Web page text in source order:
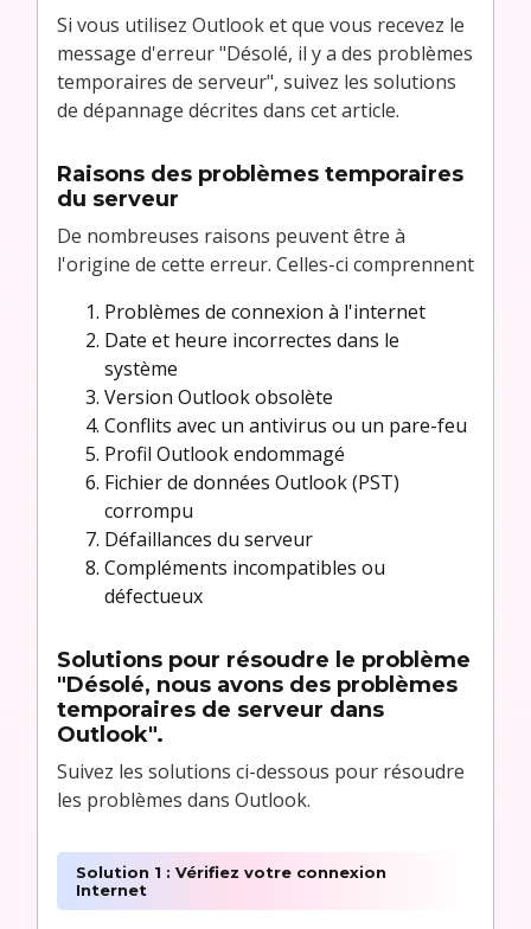
Si vous utilisez Outlook et que vous recevez le
message d'erreur "Désolé, il y a des problèmes
temporaires de serveur", suivez les solutions
de dépannage décrites dans cet article.
Raisons des problèmes temporaires
du serveur
De nombreuses raisons peuvent être à
l'origine de cette erreur. Celles-ci comprennent
Problèmes de connexion à l'internet
Date et heure incorrectes dans le
système
Version Outlook obsolète
Conflits avec un antivirus ou un pare-feu
Profil Outlook endommagé
Fichier de données Outlook (PST)
corrompu
Défaillances du serveur
Compléments incompatibles ou
défectueux
Solutions pour résoudre le problème
"Désolé, nous avons des problèmes
temporaires de serveur dans
Outlook".
Suivez les solutions ci-dessous pour résoudre
les problèmes dans Outlook.
Solution 1 : Vérifiez votre connexion
Internet